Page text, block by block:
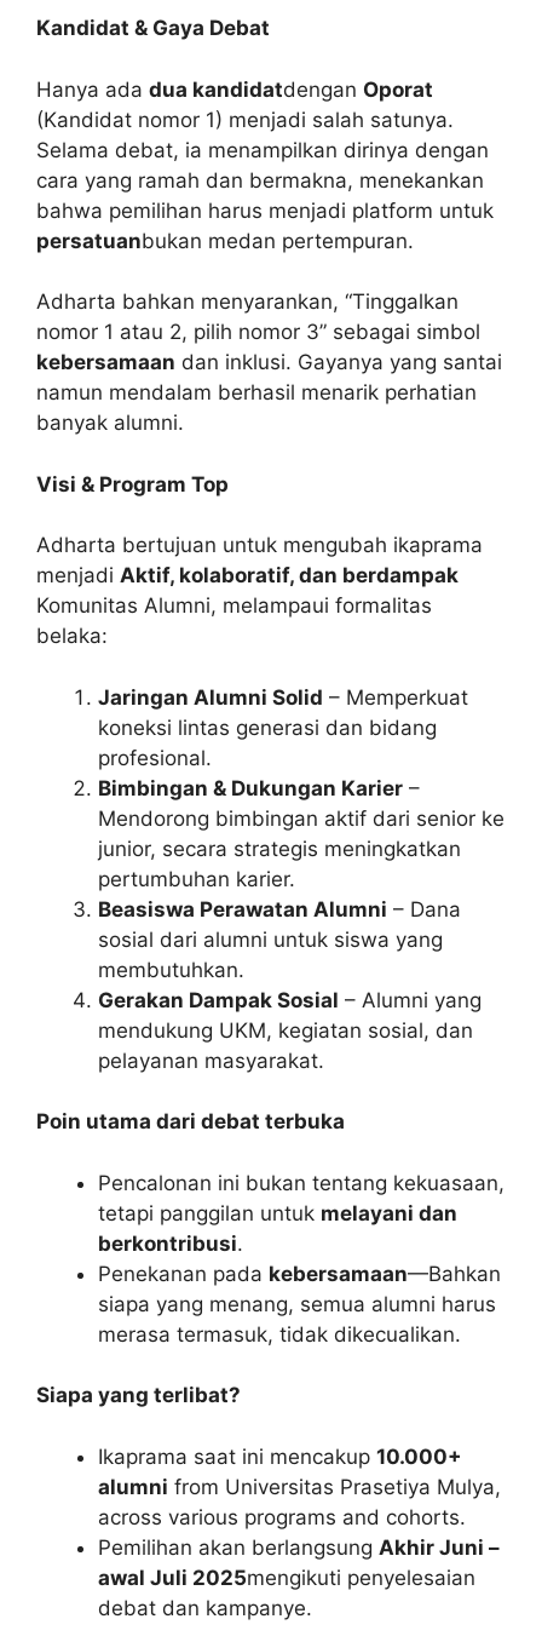
Kandidat & Gaya Debat
Hanya ada dua kandidatdengan Oporat
(Kandidat nomor 1) menjadi salah satunya.
Selama debat, ia menampilkan dirinya dengan
cara yang ramah dan bermakna, menekankan
bahwa pemilihan harus menjadi platform untuk
persatuanbukan medan pertempuran.
Adharta bahkan menyarankan, “Tinggalkan
nomor 1 atau 2, pilih nomor 3” sebagai simbol
kebersamaan dan inklusi. Gayanya yang santai
namun mendalam berhasil menarik perhatian
banyak alumni.
Visi & Program Top
Adharta bertujuan untuk mengubah ikaprama
menjadi Aktif, kolaboratif, dan berdampak
Komunitas Alumni, melampaui formalitas
belaka:
Jaringan Alumni Solid – Memperkuat
koneksi lintas generasi dan bidang
profesional.
Bimbingan & Dukungan Karier –
Mendorong bimbingan aktif dari senior ke
junior, secara strategis meningkatkan
pertumbuhan karier.
Beasiswa Perawatan Alumni – Dana
sosial dari alumni untuk siswa yang
membutuhkan.
Gerakan Dampak Sosial – Alumni yang
mendukung UKM, kegiatan sosial, dan
pelayanan masyarakat.
Poin utama dari debat terbuka
Pencalonan ini bukan tentang kekuasaan,
tetapi panggilan untuk melayani dan
berkontribusi.
Penekanan pada kebersamaan—Bahkan
siapa yang menang, semua alumni harus
merasa termasuk, tidak dikecualikan.
Siapa yang terlibat?
Ikaprama saat ini mencakup 10.000+
alumni from Universitas Prasetiya Mulya,
across various programs and cohorts.
Pemilihan akan berlangsung Akhir Juni –
awal Juli 2025mengikuti penyelesaian
debat dan kampanye.